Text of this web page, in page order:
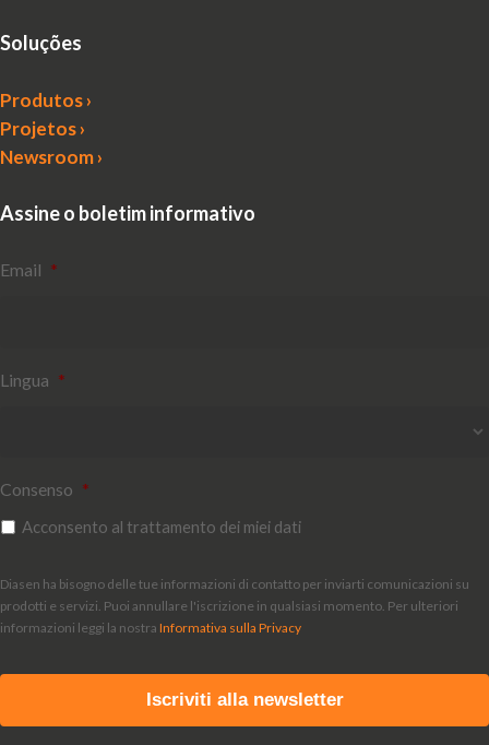
Soluções
Produtos ›
Projetos ›
Newsroom ›
Assine o boletim informativo
Email *
Lingua *
Consenso *
Acconsento al trattamento dei miei dati
Diasen ha bisogno delle tue informazioni di contatto per inviarti comunicazioni su
prodotti e servizi. Puoi annullare l'iscrizione in qualsiasi momento. Per ulteriori
informazioni leggi la nostraInformativa sulla Privacy